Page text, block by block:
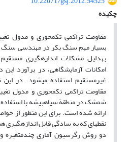
چکیده
مقاومت تراکمی تک­محوری و مدول
بسیار مهم سنگ بکر در مهندسی
بهدلیل مشکلات اندازه­گیری
امکانات آزمایشگاهی، در برآورد
غیرمستقیم استفاده میشود. در این
مقاومت تراکمی تک­محوری و مدول­
شمشک در منطقة سیاه­بیشه با استفاده
ارائه شده است. برای این منظور از
نقطه­ای که بهسادگی قابل
دو روش رگرسیون آماری چند­متغیره